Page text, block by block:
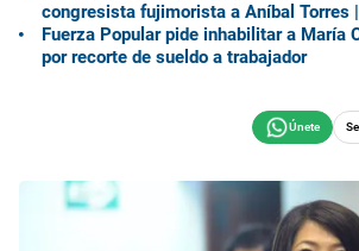
congresista fujimorista a Aníbal Torres |
Fuerza Popular pide inhabilitar a María
por recorte de sueldo a trabajador